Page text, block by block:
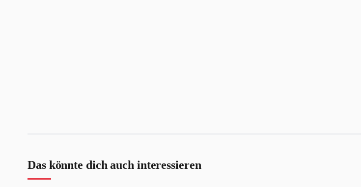
Das könnte dich auch interessieren